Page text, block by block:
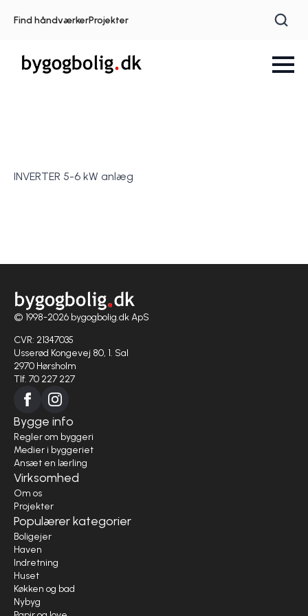
Find håndværkerProjekter
INVERTER 5-6 kW anlæg
© 1998-2026 bygogbolig.dk ApS
CVR: 21347035
Usserød Kongevej 80, 1. Sal
2970 Hørsholm
Tlf. 70 227 227
Bygge info
Regler om byggeri
Medier i byggeriet
Ansæt en lærling
Virksomhed
Om os
Projekter
Populærer kategorier
Boligejer
Haven
Indretning
Huset
Køkken og bad
Nybyg